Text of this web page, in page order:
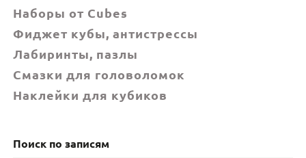
Наборы от Cubes
Фиджет кубы, антистрессы
Лабиринты, пазлы
Смазки для головоломок
Наклейки для кубиков
Поиск по записям